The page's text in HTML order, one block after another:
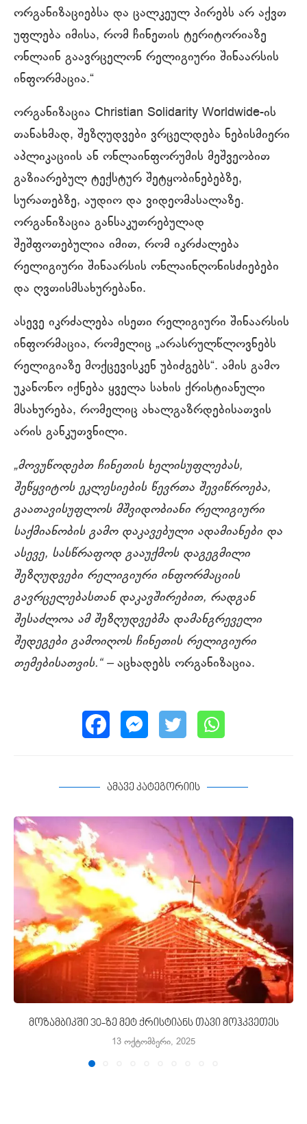
ორგანიზაციებსა და ცალკეულ პირებს არ აქვთ
უფლება იმისა, რომ ჩინეთის ტერიტორიაზე
ონლაინ გაავრცელონ რელიგიური შინაარსის
ინფორმაცია.“
ორგანიზაცია Christian Solidarity Worldwide-ის
თანახმად, შეზღუდვები ვრცელდება ნებისმიერი
აპლიკაციის ან ონლაინფორუმის მეშვეობით
გაზიარებულ ტექსტურ შეტყობინებებზე,
სურათებზე, აუდიო და ვიდეომასალაზე.
ორგანიზაცია განსაკუთრებულად
შეშფოთებულია იმით, რომ იკრძალება
რელიგიური შინაარსის ონლაინღონისძიებები
და ღვთისმსახურებანი.
ასევე იკრძალება ისეთი რელიგიური შინაარსის
ინფორმაცია, რომელიც „არასრულწლოვნებს
რელიგიაზე მოქცევისკენ უბიძგებს“. ამის გამო
უკანონო იქნება ყველა სახის ქრისტიანული
მსახურება, რომელიც ახალგაზრდებისათვის
არის განკუთვნილი.
„მოვუწოდებთ ჩინეთის ხელისუფლებას,
შეწყვიტოს ეკლესიების წევრთა შევიწროება,
გაათავისუფლოს მშვიდობიანი რელიგიური
საქმიანობის გამო დაკავებული ადამიანები და
ასევე, სასწრაფოდ გააუქმოს დაგეგმილი
შეზღუდვები რელიგიური ინფორმაციის
გავრცელებასთან დაკავშირებით, რადგან
შესაძლოა ამ შეზღუდვებმა დამანგრეველი
შედეგები გამოიღოს ჩინეთის რელიგიური
თემებისათვის.“ –აცხადებს ორგანიზაცია.
ამავე კატეგორიის
მოზამბიკში 30-ზე მეტ ქრისტიანს თავი მოჰკვეთეს
13 ოქტომბერი, 2025